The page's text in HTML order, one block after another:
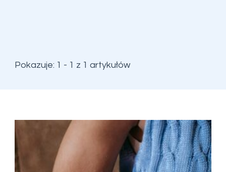
Pokazuje: 1 - 1 z 1 artykułów